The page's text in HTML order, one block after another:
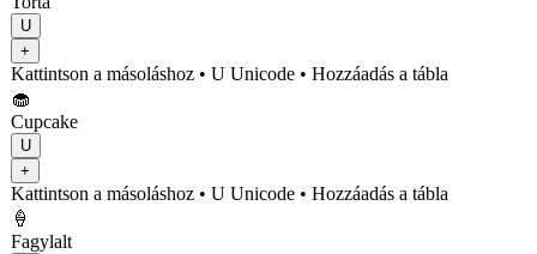
U
+
Kattintson a másoláshoz • U Unicode • Hozzáadás a tábla
🧁
Cupcake
U
+
Kattintson a másoláshoz • U Unicode • Hozzáadás a tábla
🍦
Fagylalt